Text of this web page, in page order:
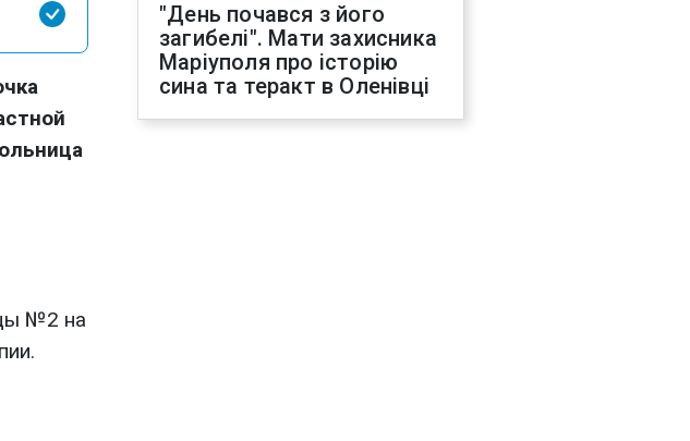
№2 на
"День почався з його
загибелі". Мати захисника
Маріуполя про історію
сина та теракт в Оленівці